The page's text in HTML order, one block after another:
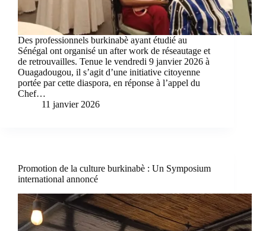
Des professionnels burkinabè ayant étudié au
Sénégal ont organisé un after work de réseautage et
de retrouvailles. Tenue le vendredi 9 janvier 2026 à
Ouagadougou, il s’agit d’une initiative citoyenne
portée par cette diaspora, en réponse à l’appel du
Chef…
11 janvier 2026
Promotion de la culture burkinabè : Un Symposium
international annoncé